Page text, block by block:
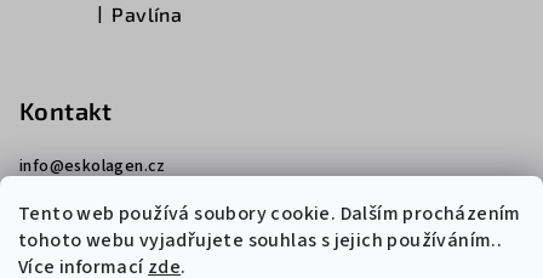
Tento web používá soubory cookie. Dalším procházením
tohoto webu vyjadřujete souhlas s jejich používáním..
Více informacízde.
Hodnocení produktu je 5 z 5 hvězdiček.
Pavlína
Kontakt
info@eskolagen.cz